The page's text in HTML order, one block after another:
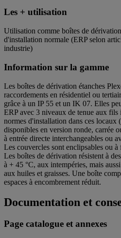
Les + utilisation
Utilisation comme boîtes de
d'installation normale (ERP selon
industrie)
Information sur la gamme
Les boîtes de dérivation étanches
raccordements en résidentiel ou
grâce à un IP 55 et un IK 07. Elles
ERP avec 3 niveaux de tenue aux fils
normes d'installation dans ces locaux
disponibles en version ronde, carrée
à entrée directe interchangeables ou
Les couvercles sont enclipsables ou
Les boîtes de dérivation résistent à
à + 45 °C, aux intempéries, mais
aux huiles et graisses. Une boîte
espaces à encombrement réduit.
Documentation et
Page catalogue et annexes